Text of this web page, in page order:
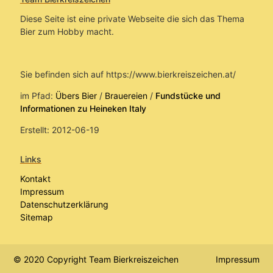
Diese Seite ist eine private Webseite die sich das Thema
Bier zum Hobby macht.
Sie befinden sich auf https://www.bierkreiszeichen.at/
im Pfad: Übers Bier/ Brauereien/ Fundstücke und
Informationen zu Heineken Italy
Erstellt: 2012-06-19
Links
Kontakt
Impressum
Datenschutzerklärung
Sitemap
© 2020 Copyright Team Bierkreiszeichen Impressum